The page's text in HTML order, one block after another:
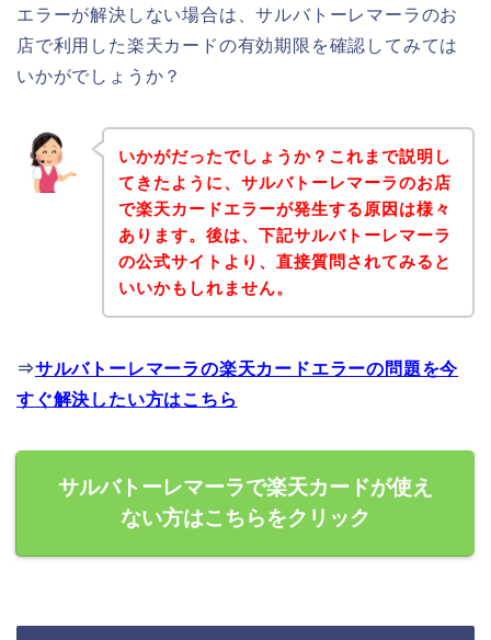
エラーが解決しない場合は、サルバトーレマーラのお
店で利用した楽天カードの有効期限を確認してみては
いかがでしょうか？
いかがだったでしょうか？これまで説明し
てきたように、サルバトーレマーラのお店
で楽天カードエラーが発生する原因は様々
あります。後は、下記サルバトーレマーラ
の公式サイトより、直接質問されてみると
いいかもしれません。
⇒サルバトーレマーラの楽天カードエラーの問題を今
すぐ解決したい方はこちら
サルバトーレマーラで楽天カードが使え
ない方はこちらをクリック